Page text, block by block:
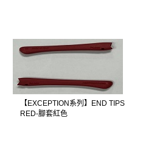
【EXCEPTION系列】END TIPS
RED-腳套紅色